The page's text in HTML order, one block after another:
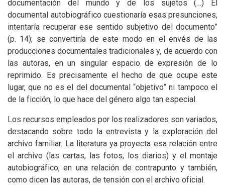
documentación del mundo y de los sujetos (…) El
documental autobiográfico cuestionaría esas presunciones,
intentaría recuperar ese sentido subjetivo del documento”
(p. 14); se convertiría de este modo en el envés de las
producciones documentales tradicionales y, de acuerdo con
las autoras, en un singular espacio de expresión de lo
reprimido. Es precisamente el hecho de que ocupe este
lugar, que no es el del documental “objetivo” ni tampoco el
de la ficción, lo que hace del género algo tan especial.
Los recursos empleados por los realizadores son variados,
destacando sobre todo la entrevista y la exploración del
archivo familiar. La literatura ya proyecta esa relación entre
el archivo (las cartas, las fotos, los diarios) y el montaje
autobiográfico, en una relación de contrapunto y también,
como dicen las autoras, de tensión con el archivo oficial.